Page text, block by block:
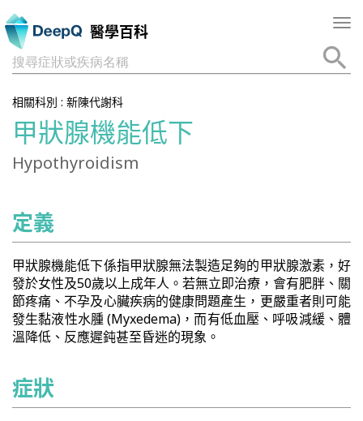
醫學百科
搜尋症狀或疾病名稱
相關科別 : 新陳代謝科
甲狀腺機能低下
Hypothyroidism
定義
甲狀腺機能低下係指甲狀腺無法製造足夠的甲狀腺激素，好
發於女性及50歲以上成年人。若無立即治療，會有肥胖、關
節疼痛、不孕及心臟疾病的健康問題產生，更嚴重者則可能
發生黏液性水腫 (Myxedema)，而有低血壓、呼吸減緩、體
溫降低、反應遲鈍甚至昏迷的現象。
症狀